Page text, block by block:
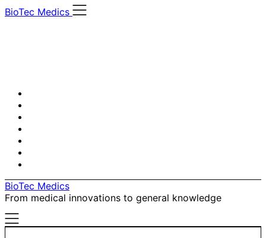
Skip
BioTec Medics
BioTec Medics
From medical innovations to general knowledge